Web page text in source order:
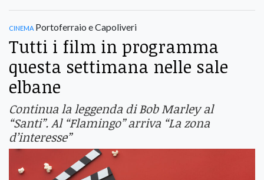
cinema Portoferraio e Capoliveri
Tutti i film in programma
questa settimana nelle sale
elbane
Continua la leggenda di Bob Marley al
“Santi”. Al “Flamingo” arriva “La zona
d’interesse”